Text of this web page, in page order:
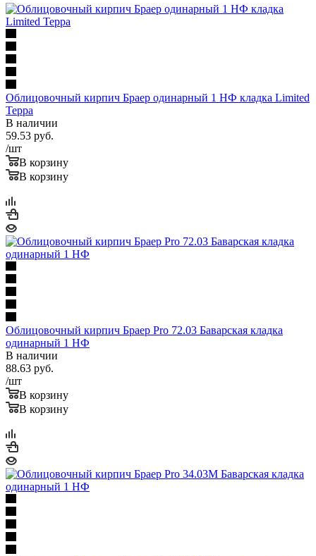
Облицовочный кирпич Браер одинарный 1 НФ кладка Limited
Терра
В наличии
59.53 руб.
/шт
В корзину
В корзину
Облицовочный кирпич Браер Pro 72.03 Баварская кладка
одинарный 1 НФ
В наличии
88.63 руб.
/шт
В корзину
В корзину